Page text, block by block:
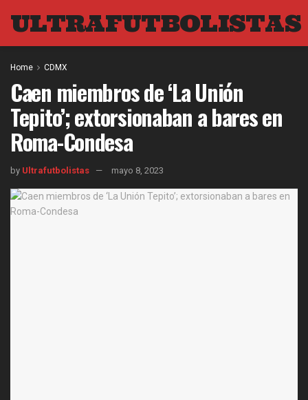
ULTRAFUTBOLISTAS
Home CDMX
Caen miembros de ‘La Unión
Tepito’; extorsionaban a bares en
Roma-Condesa
by Ultrafutbolistas mayo 8, 2023